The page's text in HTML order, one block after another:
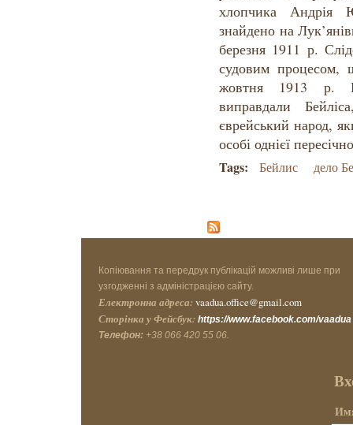
хлопчика Андрія
знайдено на
березня 1911 р.
судовим процесом,
жовтня 1913 р.
виправдали
єврейський народ,
особі однієї
Tags: Бейлис дело
Копіювання та передрук публікацій можливі лише при
узгодженні з адміністрацією сайту.
Електронна адреса: vaadua.office@gmail.com
Сторінка у Фейсбук: https://www.facebook.com/vaadua
Телефон: +38 066 420 55 06.